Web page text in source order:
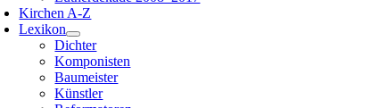
Kirchen A-Z
Lexikon
Dichter
Komponisten
Baumeister
Künstler